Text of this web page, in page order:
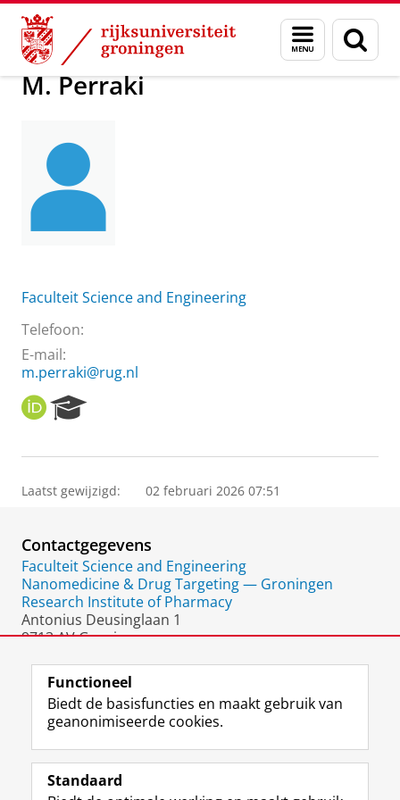
Skip
Content
Skip
Navigation
Menu
en
zoeken
Over ons M. Perraki
M. Perraki
Faculteit Science and Engineering
Telefoon:
E-mail:
m.perraki@rug.nl
O
R
I
e
r
P
o
r
t
a
l
Laatst gewijzigd: 02 februari 2026 07:51
Contactgegevens
Faculteit Science and Engineering
Nanomedicine & Drug Targeting — Groningen
Research Institute of Pharmacy
Antonius Deusinglaan 1
9713 AV Groningen
Volg de RUG
F
a
L
i
R
S
I
n
Y
o
Functioneel
Biedt de basisfuncties en maakt gebruik van
geanonimiseerde cookies.
Standaard